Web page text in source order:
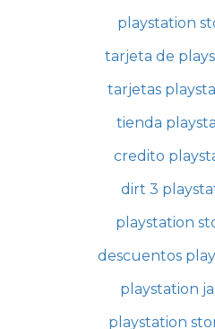
playstation
tarjeta de
tarjetas
tienda
credito
dirt 3
playstation
descuentos
playstation
playstation